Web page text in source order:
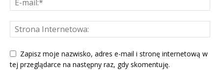
Zapisz moje nazwisko, adres e-mail i stronę internetową w
tej przeglądarce na następny raz, gdy skomentuję.